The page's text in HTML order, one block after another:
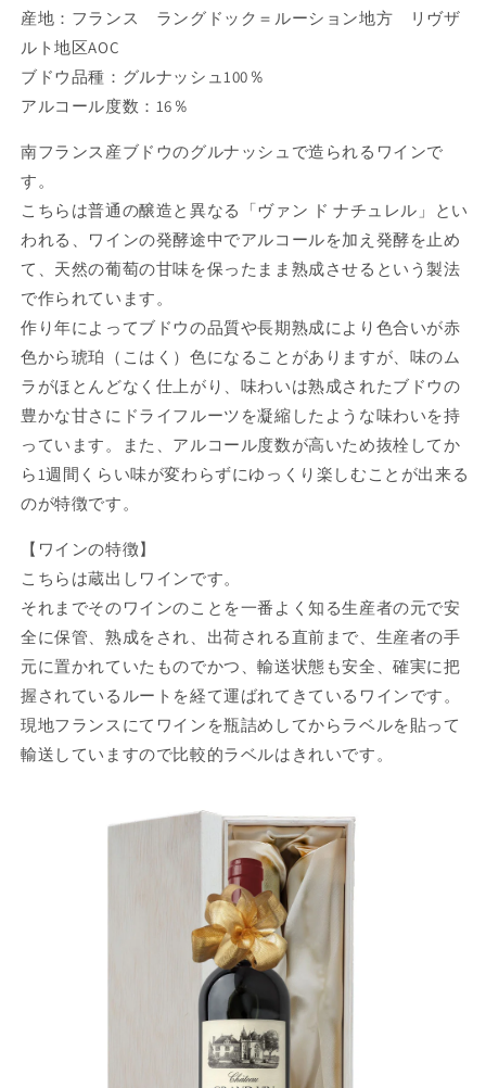
産地：フランス ラングドック＝ルーション地方 リヴザ
ルト地区AOC
ブドウ品種：グルナッシュ100％
アルコール度数：16％
南フランス産ブドウのグルナッシュで造られるワインで
す。
こちらは普通の醸造と異なる「ヴァン ド ナチュレル」とい
われる、ワインの発酵途中でアルコールを加え発酵を止め
て、天然の葡萄の甘味を保ったまま熟成させるという製法
で作られています。
作り年によってブドウの品質や長期熟成により色合いが赤
色から琥珀（こはく）色になることがありますが、味のム
ラがほとんどなく仕上がり、味わいは熟成されたブドウの
豊かな甘さにドライフルーツを凝縮したような味わいを持
っています。また、アルコール度数が高いため抜栓してか
ら1週間くらい味が変わらずにゆっくり楽しむことが出来る
のが特徴です。
【ワインの特徴】
こちらは蔵出しワインです。
それまでそのワインのことを一番よく知る生産者の元で安
全に保管、熟成をされ、出荷される直前まで、生産者の手
元に置かれていたものでかつ、輸送状態も安全、確実に把
握されているルートを経て運ばれてきているワインです。
現地フランスにてワインを瓶詰めしてからラベルを貼って
輸送していますので比較的ラベルはきれいです。